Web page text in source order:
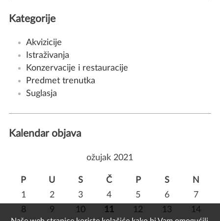
Kategorije
Akvizicije
Istraživanja
Konzervacije i restauracije
Predmet trenutka
Suglasja
Kalendar objava
ožujak 2021
P U S Č P S
N
1
2 3 4 5 6
7
8
9 10 11 12 13
14